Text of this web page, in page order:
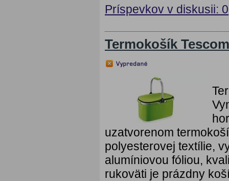
Príspevkov v diskusii: 0
Termokošík
uzatvorenom
polyesterovej textílie,
alumíniovou fóliou,
rukoväti je prázdny